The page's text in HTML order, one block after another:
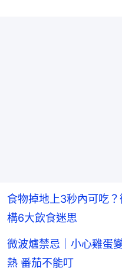
食物掉地上3秒內可吃
構6大飲食迷思
微波爐禁忌｜小心雞蛋
熱 番茄不能叮